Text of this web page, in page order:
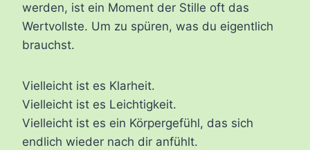
werden, ist ein Moment der Stille oft das
Wertvollste. Um zu spüren, was du eigentlich
brauchst.
Vielleicht ist es Klarheit.
Vielleicht ist es Leichtigkeit.
Vielleicht ist es ein Körpergefühl, das sich
endlich wieder nach dir anfühlt.